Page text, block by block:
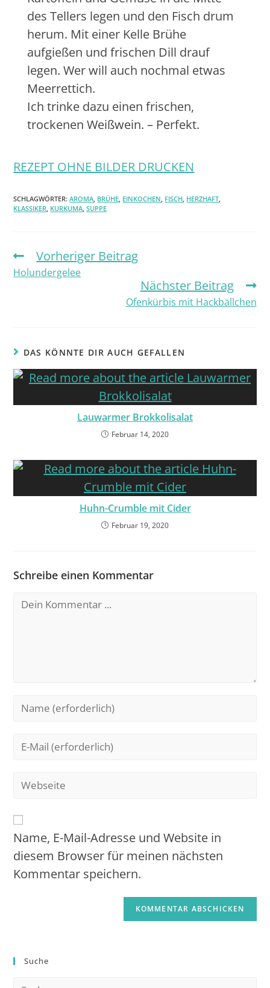
a
s
s
e
des Tellers legen und den Fisch drum
herum. Mit einer Kelle Brühe
aufgießen und frischen Dill drauf
legen. Wer will auch nochmal etwas
Meerrettich.
Ich trinke dazu einen frischen,
trockenen Weißwein. – Perfekt.
REZEPT OHNE BILDER DRUCKEN
SCHLAGWÖRTER:AROMA BRÜHE EINKOCHEN FISCH HERZHAFT
KLASSIKER KURKUMA SUPPE
Vorheriger Beitrag
Holundergelee
Nächster Beitrag
Ofenkürbis mit Hackbällchen
DAS KÖNNTE DIR AUCH GEFALLEN
Lauwarmer Brokkolisalat
Februar 14, 2020
Huhn-Crumble mit Cider
Februar 19, 2020
Schreibe einen Kommentar
Name, E-Mail-Adresse und Website in
diesem Browser für meinen nächsten
Kommentar speichern.
Suche